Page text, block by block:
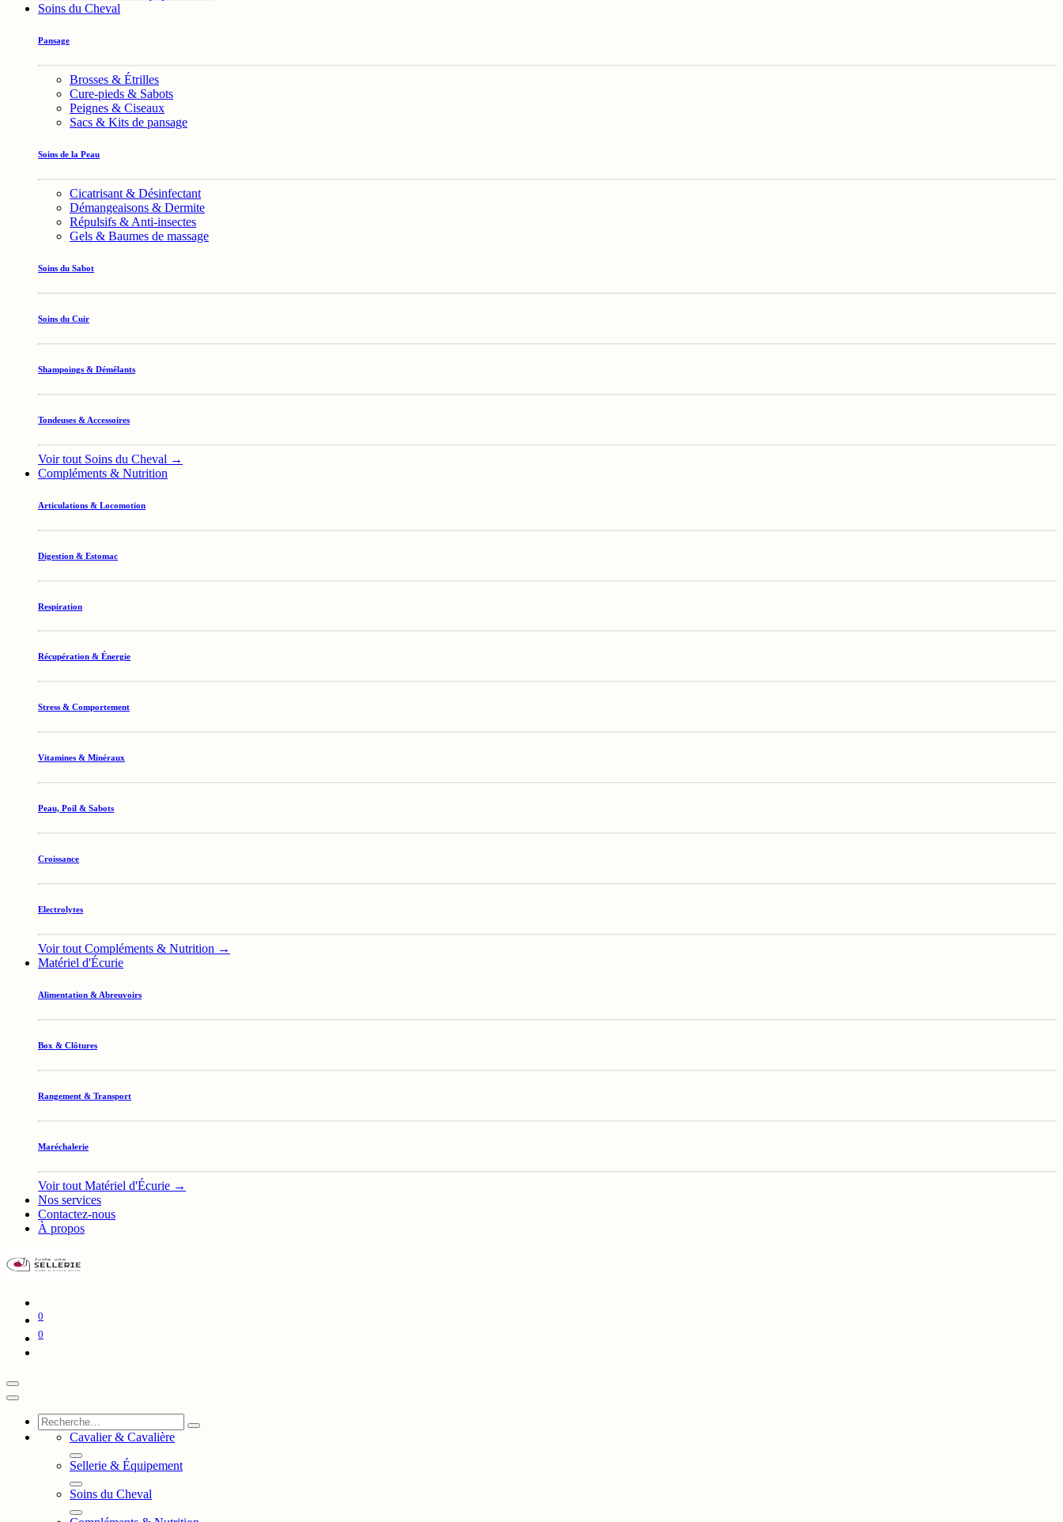
Soins du Cheval
Pansage
Brosses & Étrilles
Cure-pieds & Sabots
Peignes & Ciseaux
Sacs & Kits de pansage
Soins de la Peau
Cicatrisant & Désinfectant
Démangeaisons & Dermite
Répulsifs & Anti-insectes
Gels & Baumes de massage
Soins du Sabot
Soins du Cuir
Shampoings & Démêlants
Tondeuses & Accessoires
Voir tout Soins du Cheval →
Compléments & Nutrition
Articulations & Locomotion
Digestion & Estomac
Respiration
Récupération & Énergie
Stress & Comportement
Vitamines & Minéraux
Peau, Poil & Sabots
Croissance
Electrolytes
Voir tout Compléments & Nutrition →
Matériel d'Écurie
Alimentation & Abreuvoirs
Box & Clôtures
Rangement & Transport
Maréchalerie
Voir tout Matériel d'Écurie →
Nos services
Contactez-nous
À propos
0
0
Cavalier & Cavalière
Sellerie & Équipement
Soins du Cheval